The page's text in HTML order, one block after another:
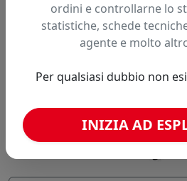
ordini e controllarne lo
statistiche, schede
agente e molto
Per qualsiasi dubbio non
INIZIA AD